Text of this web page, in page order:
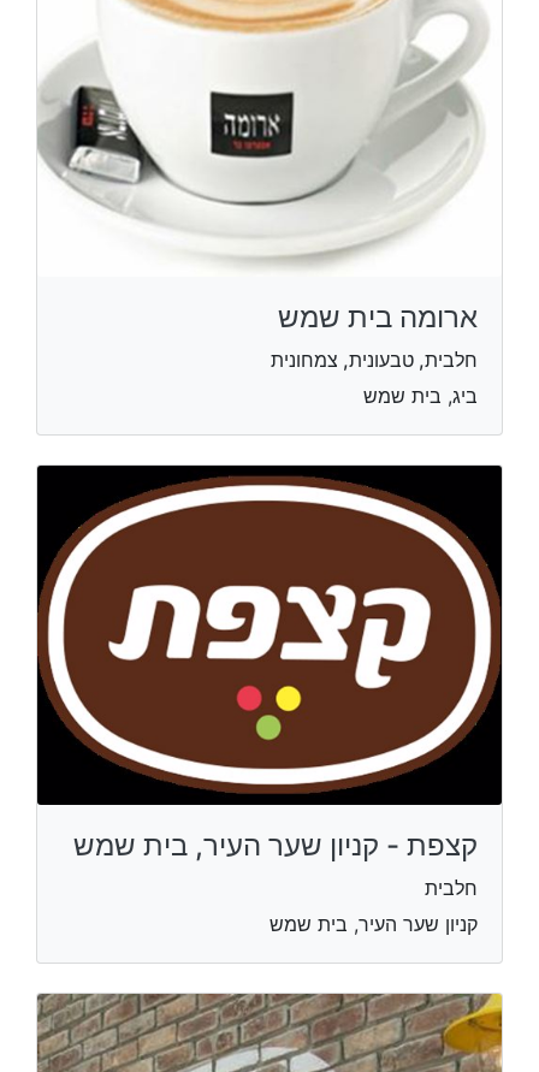
ארומה בית שמש
חלבית, טבעונית, צמחונית
ביג, בית שמש
קצפת - קניון שער העיר, בית שמש
חלבית
קניון שער העיר, בית שמש